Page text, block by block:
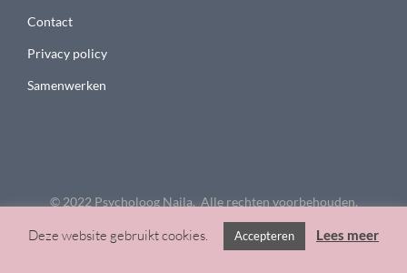
Contact
Privacy policy
Samenwerken
© 2022 Psycholoog Najla. Alle rechten voorbehouden.
Deze website gebruikt cookies. Accepteren Lees meer